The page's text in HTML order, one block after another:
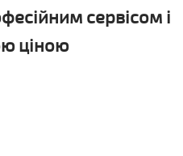
сервісом і
ціною